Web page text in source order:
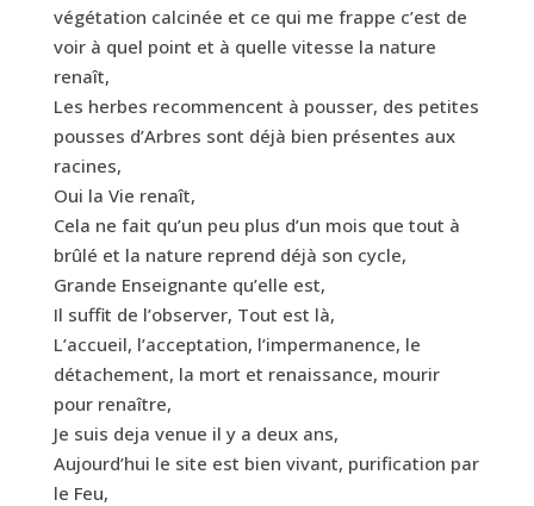
végétation calcinée et ce qui me frappe c’est de
voir à quel point et à quelle vitesse la nature
renaît,
Les herbes recommencent à pousser, des petites
pousses d’Arbres sont déjà bien présentes aux
racines,
Oui la Vie renaît,
Cela ne fait qu’un peu plus d’un mois que tout à
brûlé et la nature reprend déjà son cycle,
Grande Enseignante qu’elle est,
Il suffit de l’observer, Tout est là,
L’accueil, l’acceptation, l’impermanence, le
détachement, la mort et renaissance, mourir
pour renaître,
Je suis deja venue il y a deux ans,
Aujourd’hui le site est bien vivant, purification par
le Feu,